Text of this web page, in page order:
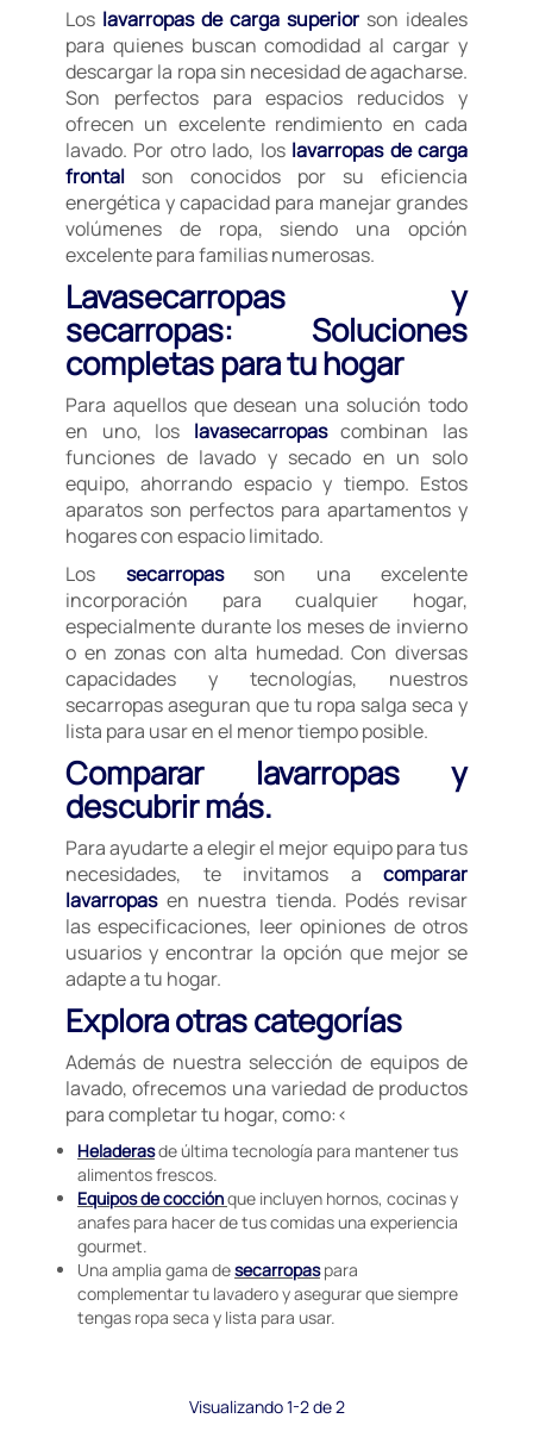
Los lavarropas de carga superior son ideales
para quienes buscan comodidad al cargar y
descargar la ropa sin necesidad de agacharse.
Son perfectos para espacios reducidos y
ofrecen un excelente rendimiento en cada
lavado. Por otro lado, los lavarropas de carga
frontal son conocidos por su eficiencia
energética y capacidad para manejar grandes
volúmenes de ropa, siendo una opción
excelente para familias numerosas.
Lavasecarropas y
secarropas: Soluciones
completas para tu hogar
Para aquellos que desean una solución todo
en uno, los lavasecarropascombinan las
funciones de lavado y secado en un solo
equipo, ahorrando espacio y tiempo. Estos
aparatos son perfectos para apartamentos y
hogares con espacio limitado.
Los secarropasson una excelente
incorporación para cualquier hogar,
especialmente durante los meses de invierno
o en zonas con alta humedad. Con diversas
capacidades y tecnologías, nuestros
secarropas aseguran que tu ropa salga seca y
lista para usar en el menor tiempo posible.
Comparar lavarropas y
descubrir más.
Para ayudarte a elegir el mejor equipo para tus
necesidades, te invitamos a comparar
lavarropasen nuestra tienda. Podés revisar
las especificaciones, leer opiniones de otros
usuarios y encontrar la opción que mejor se
adapte a tu hogar.
Explora otras categorías
Además de nuestra selección de equipos de
lavado, ofrecemos una variedad de productos
para completar tu hogar, como:<
Heladerasde última tecnología para mantener tus
alimentos frescos.
Equipos de cocciónque incluyen hornos, cocinas y
anafes para hacer de tus comidas una experiencia
gourmet.
Una amplia gama desecarropaspara
complementar tu lavadero y asegurar que siempre
tengas ropa seca y lista para usar.
Visualizando 1-2 de 2